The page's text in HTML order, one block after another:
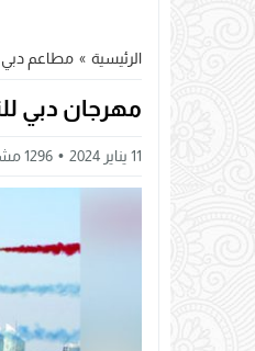
الرئيسية » مطاعم دبي
مهرجان دبي
11 يناير 2024 1296